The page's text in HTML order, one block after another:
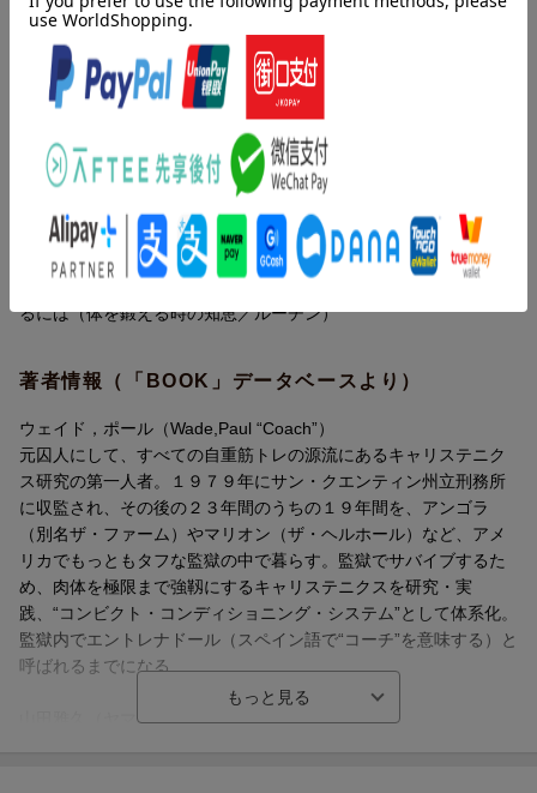
は、自分自身の肉体にある。スパルタ軍、ローマの剣闘士、世界
の監獄で秘かに受け継がれてきた究極のメソッド。元囚人の“コー
チ”が伝授する真の「筋トレ大全」。
目次（「BOOK」データベースより）
１ 準備（イントロダクション／いにしえのキャリステニクス／
グ）／２ 自重力で筋力をつくる（ザ・プッシュアップ／ザ・ス
クワット／ザ・プルアップ／ザ・レッグレイズ／ザ・ブリッジ／
るには（体を鍛える時の知恵／ルーチン）
著者情報（「BOOK」データベースより）
ウェイド，ポール（Wade,Paul “Coach”）
元囚人にして、すべての自重筋トレの源流にあるキャリステニク
ス研究の第一人者。１９７９年にサン・クエンティン州立刑務所
に収監され、その後の２３年間のうちの１９年間を、アンゴラ
（別名ザ・ファーム）やマリオン（ザ・ヘルホール）など、アメ
リカでもっともタフな監獄の中で暮らす。監獄でサバイブするた
め、肉体を極限まで強靱にするキャリステニクスを研究・実
践、“コンビクト・コンディショニング・システム”として体系化。
監獄内でエントレナドール（スペイン語で“コーチ”を意味する）と
呼ばれるまでになる
山田雅久（ヤマダマサヒサ）